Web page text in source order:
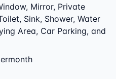
Mirror, Private
Sink, Shower, Water
Area, Car Parking, and